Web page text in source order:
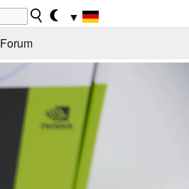
▼
Forum